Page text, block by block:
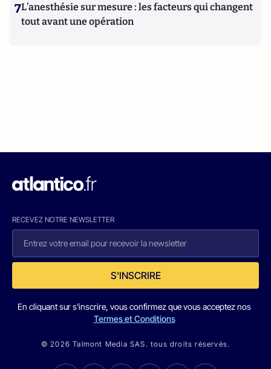
7L’anesthésie sur mesure : les facteurs qui changent
tout avant une opération
RECEVEZ NOTRE NEWSLETTER
S'INSCRIRE
En cliquant sur s'inscrire, vous confirmez que vous acceptez nos
Termes et Conditions
© 2026 Talmont Media SAS. tous droits réservés.